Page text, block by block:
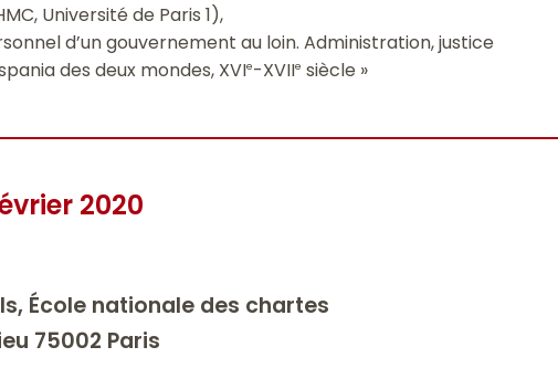
Université de Paris 1),
d’un gouvernement au loin. Administration, justice
des deux mondes, XVIe-XVIIe siècle »
2020
École nationale des chartes
75002 Paris